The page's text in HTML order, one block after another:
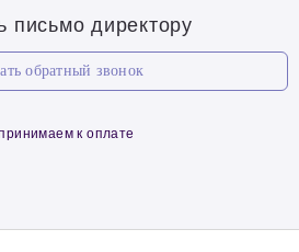
письмо директору
обратный звонок
к оплате